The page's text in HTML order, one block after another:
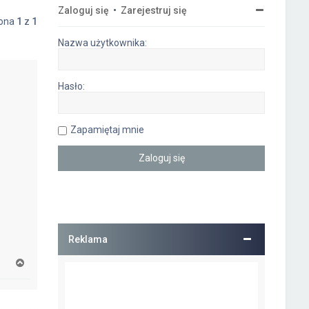
1 z 1
Zaloguj się • Zarejestruj się
Nazwa użytkownika:
Hasło:
Zapamiętaj mnie
Reklama